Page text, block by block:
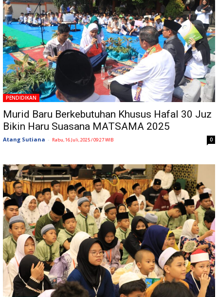
PENDIDIKAN
Murid Baru Berkebutuhan Khusus Hafal 30 Juz
Bikin Haru Suasana MATSAMA 2025
Atang Sutiana - Rabu, 16 Juli, 2025 / 09:27 WIB 0